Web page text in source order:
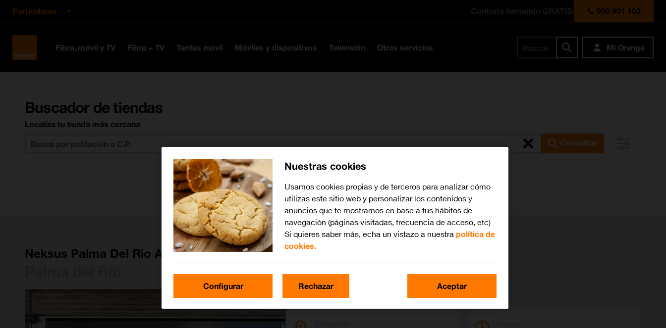
Particulares 900 901 103
EspañaFibra, móvil y TV Fibra + TV Tarifas móvil Móviles y dispositivos Televisión Otros servicios Buscar Mi Orange
Buscador de tiendas
Localiza tu tienda más cercana
Consultar
Buscar tiendas cerca de mí
Neksus Palma Del Rio Av De La Paz
Nuestras cookies
Usamos cookies propias y de terceros para analizar cómo
utilizas este sitio web y personalizar los contenidos y
anuncios que te mostramos en base a tus hábitos de
navegación (páginas visitadas, frecuencia de acceso, etc)
Si quieres saber más, echa un vistazo a nuestrapolítica de
cookies.
Configurar Rechazar Aceptar